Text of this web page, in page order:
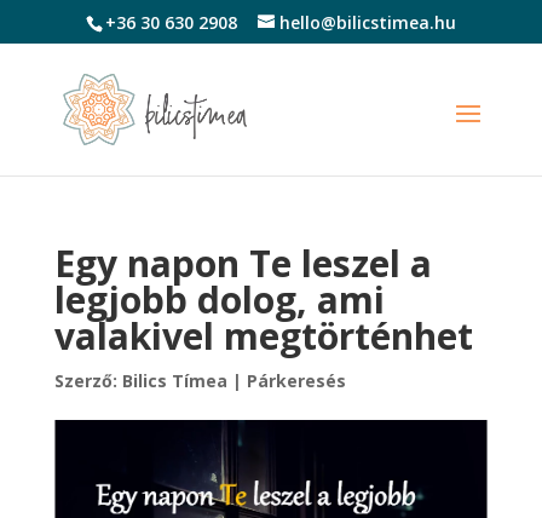
+36 30 630 2908 hello@bilicstimea.hu
Egy napon Te leszel a
legjobb dolog, ami
valakivel megtörténhet
Szerző: Bilics Tímea | Párkeresés